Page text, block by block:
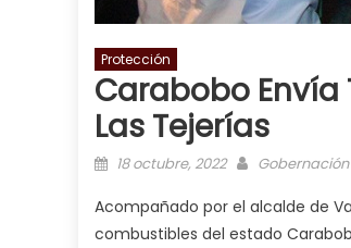
Protección
Carabobo Envía
Las Tejerías
Posted on
18 octubre, 2022 Author
Acompañado por el alcalde de
combustibles del estado